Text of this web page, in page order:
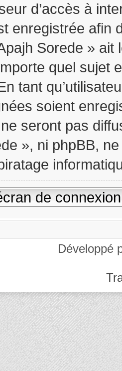
d’accès à
enregistrée afin
Sorede »
quel sujet
tant
soient
seront pas
», ni phpBB,
de connexion
Développé